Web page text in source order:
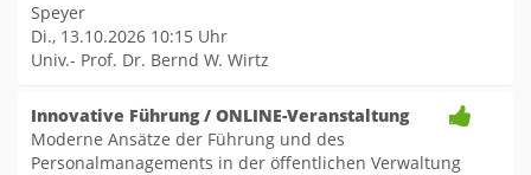
Speyer
Di., 13.10.2026 10:15 Uhr
Univ.- Prof. Dr. Bernd W. Wirtz
Innovative Führung / ONLINE-Veranstaltung
Moderne Ansätze der Führung und des
Personalmanagements in der öffentlichen Verwaltung